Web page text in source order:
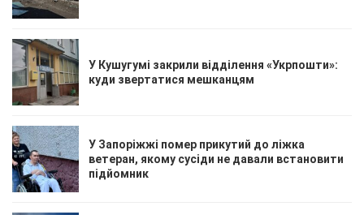
У Кушугумі закрили відділення «Укрпошти»:
куди звертатися мешканцям
У Запоріжжі помер прикутий до ліжка
ветеран, якому сусіди не давали встановити
підйомник